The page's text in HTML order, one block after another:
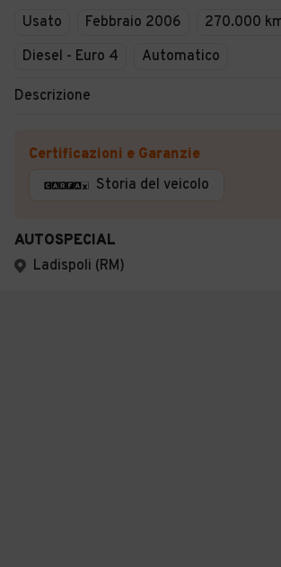
Usato Febbraio 2006
270.000
Diesel - Euro 4
Automatico
Descrizione
Certificazioni e Garanzie
Storia del veicolo
AUTOSPECIAL
Ladispoli (RM)